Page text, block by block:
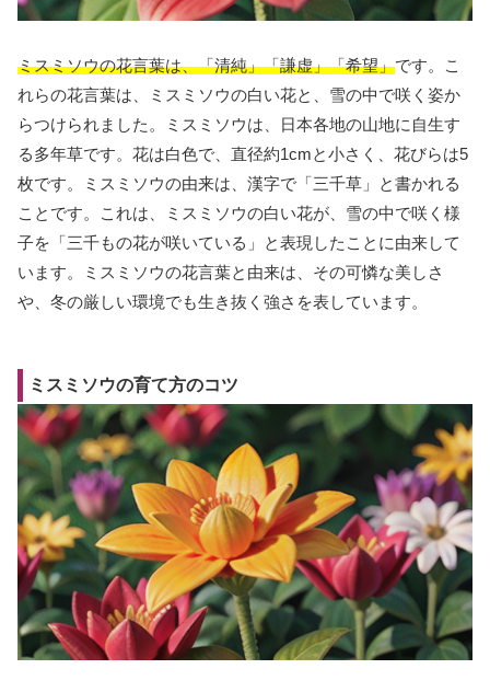
ミスミソウの花言葉は、「清純」「謙虚」「希望」です。こ
れらの花言葉は、ミスミソウの白い花と、雪の中で咲く姿か
らつけられました。ミスミソウは、日本各地の山地に自生す
る多年草です。花は白色で、直径約1cmと小さく、花びらは5
枚です。ミスミソウの由来は、漢字で「三千草」と書かれる
ことです。これは、ミスミソウの白い花が、雪の中で咲く様
子を「三千もの花が咲いている」と表現したことに由来して
います。ミスミソウの花言葉と由来は、その可憐な美しさ
や、冬の厳しい環境でも生き抜く強さを表しています。
ミスミソウの育て方のコツ